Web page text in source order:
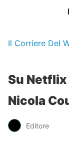
Il Corriere Del
Su
Nicola
Editore